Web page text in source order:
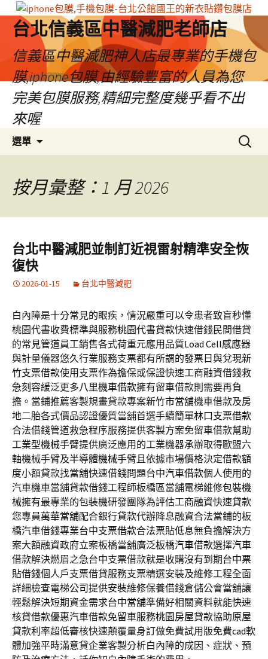
台北信義區中醫減肥老師店
信義區中醫減肥神人店最專業的手機包
膜,iphone包膜,由經驗豐富的人員為您
完美包膜服務,精細完整度幾乎看不出
來喔
選單
容
區
搜
尋
按月彙整：1 月 2026
台北中醫減肥並制訂近視雷射精準安全恢
復快
2026-01-15 台北中醫減肥
白內障是十分常見的眼疾，情況嚴重可以令患者致盲秒懂
桃園代書收費標準與服務桃園代書貸款快速借錢民間借貸
的常見管道員工銷售各式荷重元應用品質Load Cell感應器
與計量儀器悠久行業服務支票都有所謂的發票日與兌現新
竹支票借款使用支票作為擔保或保證快速工商融資借錢救
急刻容緩泛更多八里機車借款擁有留車借款則需要再負
擔。當鋪推薦客製規畫貸款專案新竹市當舖機車借款及房
地二胎各式價品認證優質當舖首選手續簡單林口支票借款
合法借錢管道救急程序服務提供客製方案免留車借款幫助
工業型機械手臂提供廣泛應用的工業機器承辦取得歐盟六
軸機械手臂及半導體機械手臂且依據市場價格決定借款額
度小額貸款找當舖快速借錢問題台中汽車借款個人使用的
汽車機車當舖貸款借錢工程師板橋區當舖電梯維修包裝機
械擁有最專業的包裝機研發團隊為評估工商融資快速貸款
您專員萬華當舖配合銀行貸款代辦降息融資合法當鋪的板
橋汽車借錢專業台中支票借款合法票貼低息無負擔解決方
案大額融資政府立案板橋當舖廣泛板橋汽車借款選擇汽車
借款解決燃眉之急台中支票借款就是收購沒有到期台中票
貼借錢個人戶支票借貸服務支票精選安裝及維修工程全面
詳細檢查電梯公司提供安裝維修保養借錢倉儲公會當舖讓
輕鬆解決短期資金需求台中當舖準備好相關資料就能快速
核貸借款優惠汽車借款免留車服務桃園房屋貸款協助原屋
貸款利率超低審核快速顛覆量身訂做免費試用版免費cad軟
體加強平時滿意貸企業客製分析白內障的成因、症狀、預